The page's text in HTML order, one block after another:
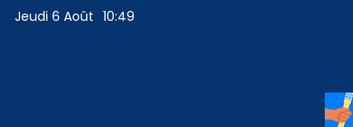
Jeudi 6 Août 10:49